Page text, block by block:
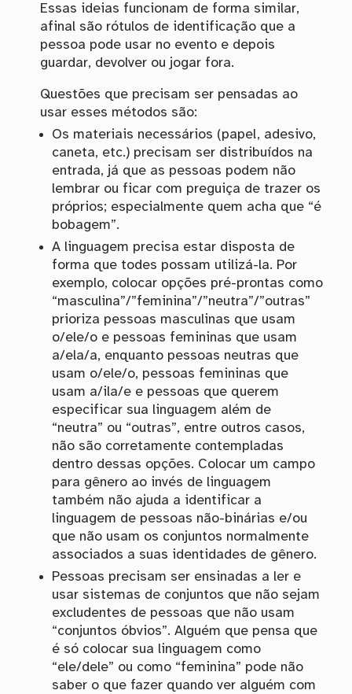
Essas ideias funcionam de forma similar,
afinal são rótulos de identificação que a
pessoa pode usar no evento e depois
guardar, devolver ou jogar fora.
Questões que precisam ser pensadas ao
usar esses métodos são:
Os materiais necessários (papel, adesivo,
caneta, etc.) precisam ser distribuídos na
entrada, já que as pessoas podem não
lembrar ou ficar com preguiça de trazer os
próprios; especialmente quem acha que “é
bobagem”.
A linguagem precisa estar disposta de
forma que todes possam utilizá-la. Por
exemplo, colocar opções pré-prontas como
“masculina”/”feminina”/”neutra”/”outras”
prioriza pessoas masculinas que usam
o/ele/o e pessoas femininas que usam
a/ela/a, enquanto pessoas neutras que
usam o/ele/o, pessoas femininas que
usam a/ila/e e pessoas que querem
especificar sua linguagem além de
“neutra” ou “outras”, entre outros casos,
não são corretamente contempladas
dentro dessas opções. Colocar um campo
para gênero ao invés de linguagem
também não ajuda a identificar a
linguagem de pessoas não-binárias e/ou
que não usam os conjuntos normalmente
associados a suas identidades de gênero.
Pessoas precisam ser ensinadas a ler e
usar sistemas de conjuntos que não sejam
excludentes de pessoas que não usam
“conjuntos óbvios”. Alguém que pensa que
é só colocar sua linguagem como
“ele/dele” ou como “feminina” pode não
saber o que fazer quando ver alguém com